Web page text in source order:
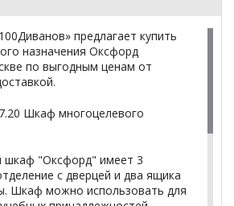
предлагает купить
назначения Оксфорд
по выгодным ценам от
Шкаф многоцелевого
шкаф "Оксфорд" имеет 3
с дверцей и два ящика
Шкаф можно использовать для